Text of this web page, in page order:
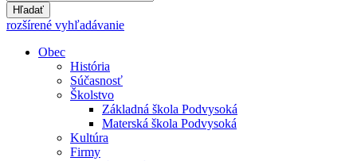
Hľadať
rozšírené vyhľadávanie
Obec
História
Súčasnosť
Školstvo
Základná škola Podvysoká
Materská škola Podvysoká
Kultúra
Firmy